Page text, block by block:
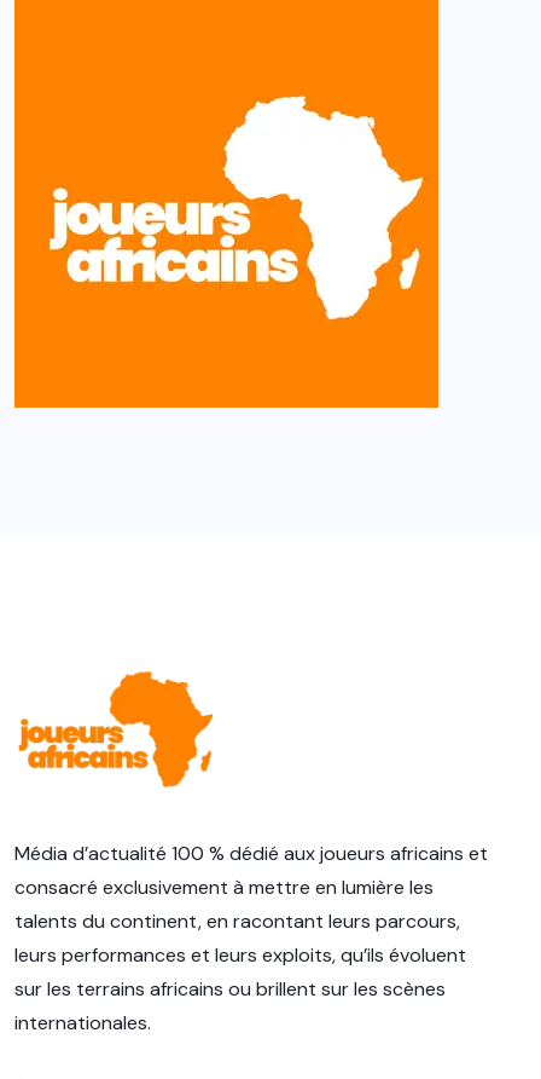
Média d’actualité 100 % dédié aux joueurs africains et
consacré exclusivement à mettre en lumière les
talents du continent, en racontant leurs parcours,
leurs performances et leurs exploits, qu’ils évoluent
sur les terrains africains ou brillent sur les scènes
internationales.